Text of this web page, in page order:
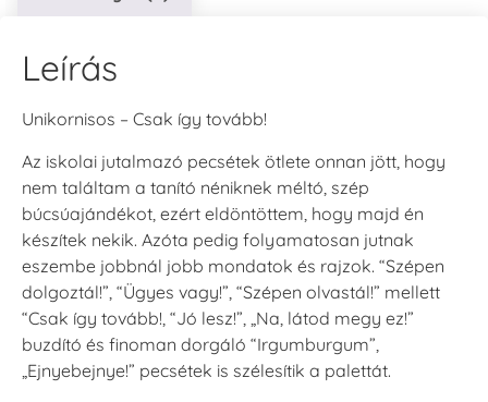
Leírás
Unikornisos – Csak így tovább!
Az iskolai jutalmazó pecsétek ötlete onnan jött, hogy
nem találtam a tanító néniknek méltó, szép
búcsúajándékot, ezért eldöntöttem, hogy majd én
készítek nekik. Azóta pedig folyamatosan jutnak
eszembe jobbnál jobb mondatok és rajzok. “Szépen
dolgoztál!”, “Ügyes vagy!”, “Szépen olvastál!” mellett
“Csak így tovább!, “Jó lesz!”, „Na, látod megy ez!”
buzdító és finoman dorgáló “Irgumburgum”,
„Ejnyebejnye!” pecsétek is szélesítik a palettát.